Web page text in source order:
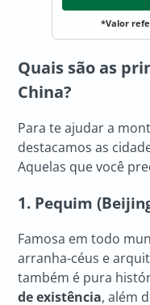
*Valor
Quais são as
China?
Para te ajudar a
destacamos as
Aquelas que você
1. Pequim
Famosa em todo
arranha-céus e
também é pura
de existência, além